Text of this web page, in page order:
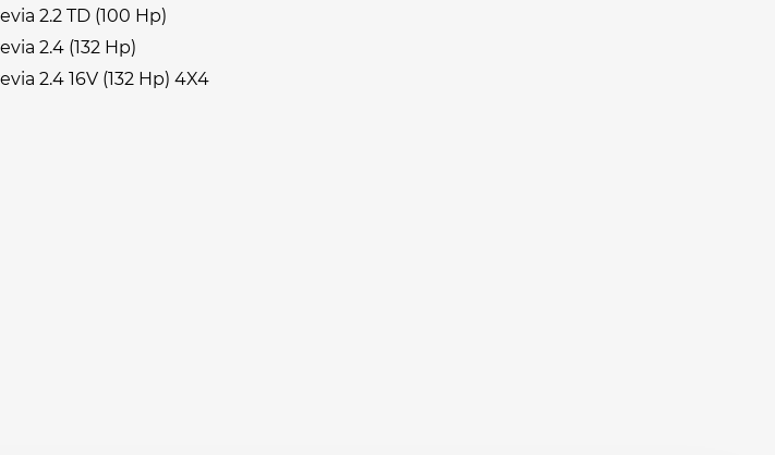
2.2 TD (100 Hp)
2.4 (132 Hp)
2.4 16V (132 Hp) 4X4